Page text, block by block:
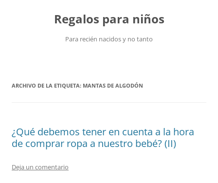
Regalos para niños
Para recién nacidos y no tanto
ARCHIVO DE LA ETIQUETA: MANTAS DE ALGODÓN
¿Qué debemos tener en cuenta a la hora
de comprar ropa a nuestro bebé? (II)
Deja un comentario